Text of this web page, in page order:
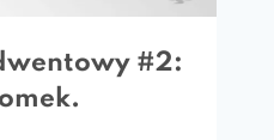
#2: